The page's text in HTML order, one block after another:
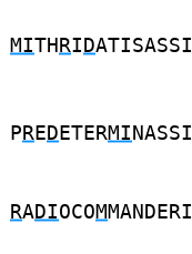
MITH RI D
P RE D ETERMI
RADIOCOM